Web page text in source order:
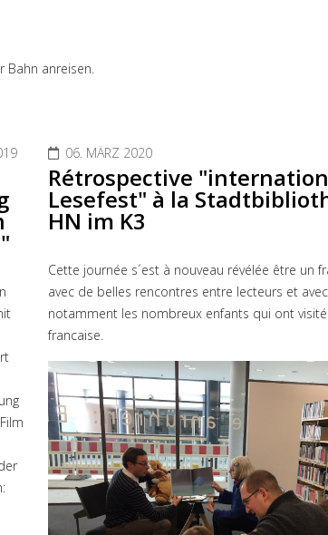
anreisen.
06. MÄRZ 2020
Rétrospective
Lesefest" à la
HN im K3
Cette journée s´est à nouveau révélée être un
avec de belles rencontres entre lecteurs et
notamment les nombreux enfants qui ont
francaise.